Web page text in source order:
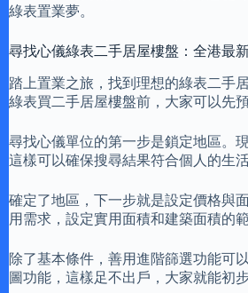
綠表置業夢。
尋找心儀綠表二手居屋樓盤：全港最
踏上置業之旅，找到理想的綠表二手
綠表買二手居屋樓盤前，大家可以先
尋找心儀單位的第一步是鎖定地區。
這樣可以確保搜尋結果符合個人的生
確定了地區，下一步就是設定價格與
用需求，設定實用面積和建築面積的
除了基本條件，善用進階篩選功能可
圖功能，這樣足不出戶，大家就能初